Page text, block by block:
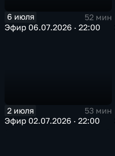
6 июля
52 мин
Эфир 06.07.2026 · 22:00
2 июля
53 мин
Эфир 02.07.2026 · 22:00